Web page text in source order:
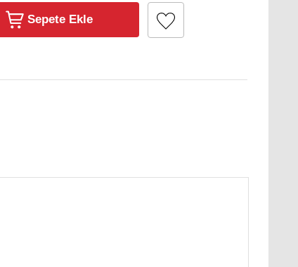
Sepete Ekle